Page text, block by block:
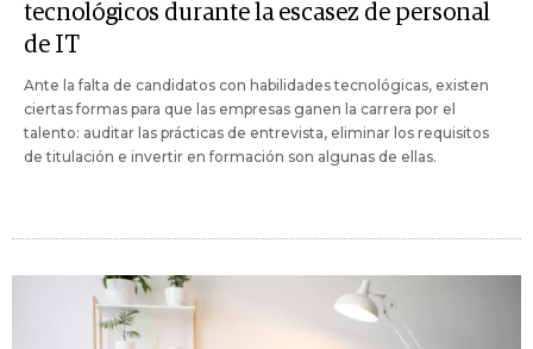
tecnológicos durante la escasez de personal
de IT
Ante la falta de candidatos con habilidades tecnológicas, existen
ciertas formas para que las empresas ganen la carrera por el
talento: auditar las prácticas de entrevista, eliminar los requisitos
de titulación e invertir en formación son algunas de ellas.